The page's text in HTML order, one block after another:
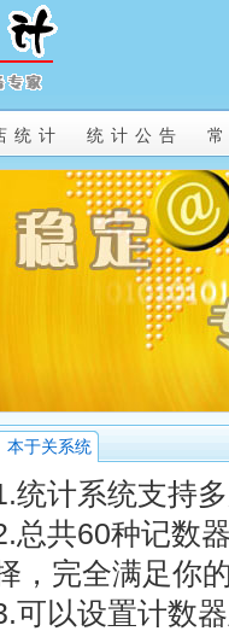
统计 统计公告
本于关系统
统计系统支持
总共60种记数
，完全满足你
可以设置计数